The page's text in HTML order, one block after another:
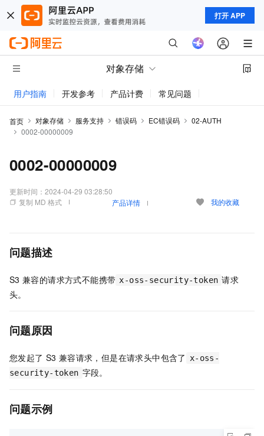
打开 APP
对象存储
用户指南 开发参考 产品计费 常见问题
首页 对象存储 服务支持 错误码 EC错误码
02-AUTH
0002-00000009
0002-00000009
更新时间： 2024-04-29 03:28:50
复制 MD 格式
产品详情 我的收藏
问题描述
S3 兼容的请求方式不能携带 x-oss-security-token 请求
头。
问题原因
您发起了 S3 兼容请求，但是在请求头中包含了 x-oss-
security-token 字段。
问题示例